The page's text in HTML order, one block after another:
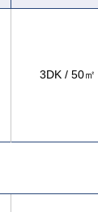
3DK / 50㎡